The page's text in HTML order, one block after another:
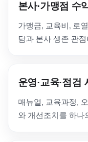
본사·가맹점 수
가맹금, 교육비, 로
담과 본사 생존 관
운영·교육·점검
매뉴얼, 교육과정,
와 개선조치를 하나